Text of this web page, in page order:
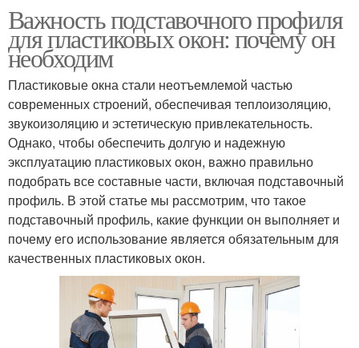
Важность подставочного профиля
для пластиковых окон: почему он
необходим
Пластиковые окна стали неотъемлемой частью
современных строений, обеспечивая теплоизоляцию,
звукоизоляцию и эстетическую привлекательность.
Однако, чтобы обеспечить долгую и надежную
эксплуатацию пластиковых окон, важно правильно
подобрать все составные части, включая подставочный
профиль. В этой статье мы рассмотрим, что такое
подставочный профиль, какие функции он выполняет и
почему его использование является обязательным для
качественных пластиковых окон.